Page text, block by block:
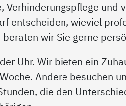
Verhinderungspflege und
entscheiden, wieviel
wir Sie gerne
Uhr. Wir bieten ein
Andere besuchen
die den